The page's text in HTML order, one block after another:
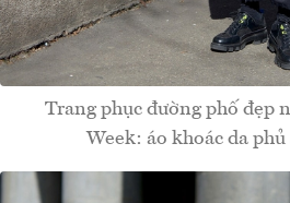
Trang phục đường phố đẹp
Week: áo khoác da